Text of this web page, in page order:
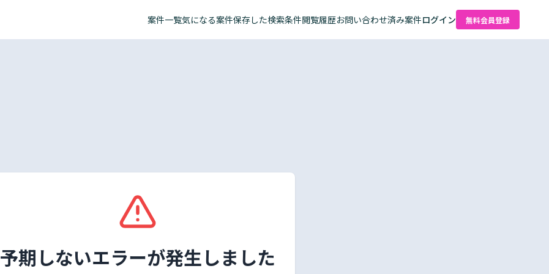
案件一覧気になる案件保存した検索条件閲覧履歴お問い合わせ済み案件ログイン 無料会員登録
予期しないエラーが発生しました